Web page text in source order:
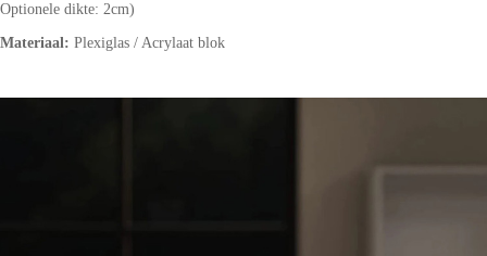
Optionele dikte: 2cm)
Materiaal: Plexiglas / Acrylaat blok